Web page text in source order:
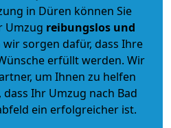
in Düren können Sie
Umzug reibungslos und
sorgen dafür, dass Ihre
erfüllt werden. Wir
um Ihnen zu helfen
Ihr Umzug nach Bad
ein erfolgreicher ist.